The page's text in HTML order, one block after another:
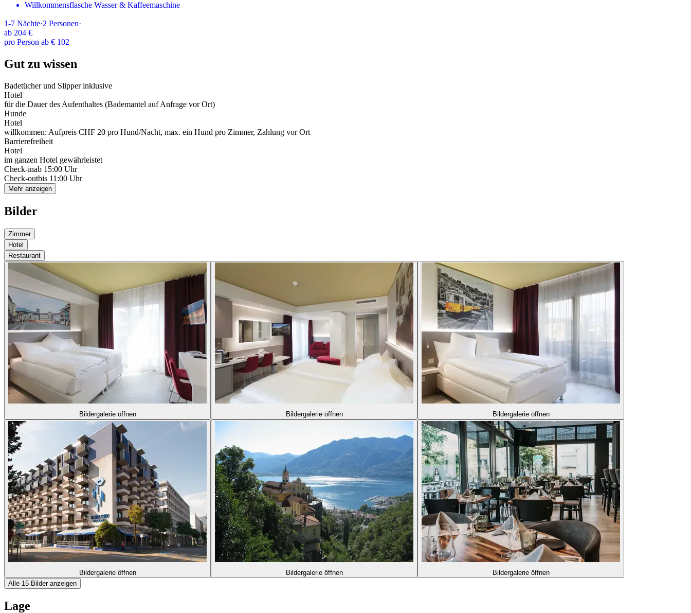
Willkommensflasche Wasser & Kaffeemaschine
1-7 Nächte·2 Personen·
ab 204 €
pro Person ab € 102
Gut zu wissen
Badetücher und Slipper inklusive
Hotel
für die Dauer des Aufenthaltes (Bademantel auf Anfrage vor Ort)
Hunde
Hotel
willkommen: Aufpreis CHF 20 pro Hund/Nacht, max. ein Hund pro Zimmer, Zahlung vor Ort
Barrierefreiheit
Hotel
im ganzen Hotel gewährleistet
Check-inab 15:00 Uhr
Check-outbis 11:00 Uhr
Mehr anzeigen
Bilder
Zimmer
Hotel
Restaurant
Bildergalerie öffnen Bildergalerie öffnen Bildergalerie öffnen
Bildergalerie öffnen Bildergalerie öffnen
Bildergalerie öffnen
Alle 15 Bilder anzeigen
Lage